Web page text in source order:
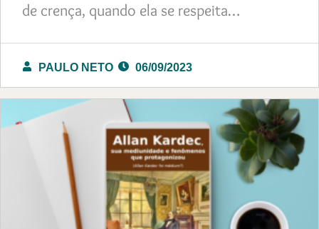
de crença, quando ela se respeita…
PAULO NETO 06/09/2023